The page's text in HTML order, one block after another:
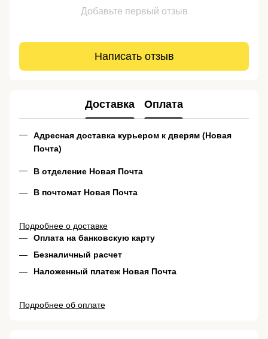
Добавьте первый отзыв
Написать отзыв
Доставка Оплата
Адресная доставка курьером к дверям (Новая
Почта)
В отделение Новая Почта
В почтомат Новая Почта
Подробнее о доставке
Оплата на банковскую карту
Безналичный расчет
Наложенный платеж Новая Почта
Подробнее об оплате